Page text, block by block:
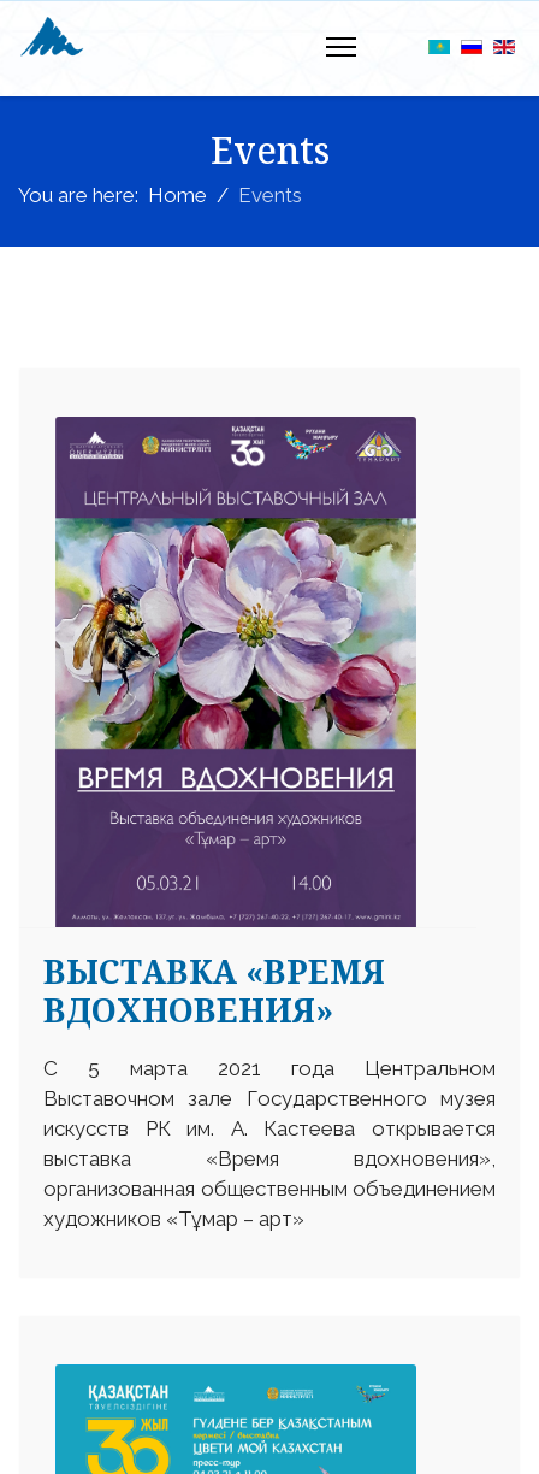
Events
You are here: Home Events
ВЫСТАВКА «ВРЕМЯ
ВДОХНОВЕНИЯ»
С 5 марта 2021 года Центральном
Выставочном зале Государственного музея
искусств РК им. А. Кастеева открывается
выставка «Время вдохновения»,
организованная общественным объединением
художников «Тұмар – арт»